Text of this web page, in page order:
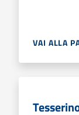
VAI ALLA